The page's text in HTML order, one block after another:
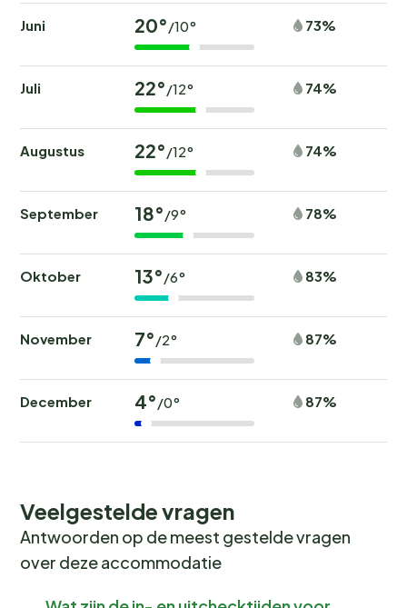
Juni 20° /10° 73%
Juli 22° /12° 74%
Augustus 22° /12° 74%
September 18° /9° 78%
Oktober 13° /6° 83%
November 7° /2° 87%
December 4° /0° 87%
Veelgestelde vragen
Antwoorden op de meest gestelde vragen
over deze accommodatie